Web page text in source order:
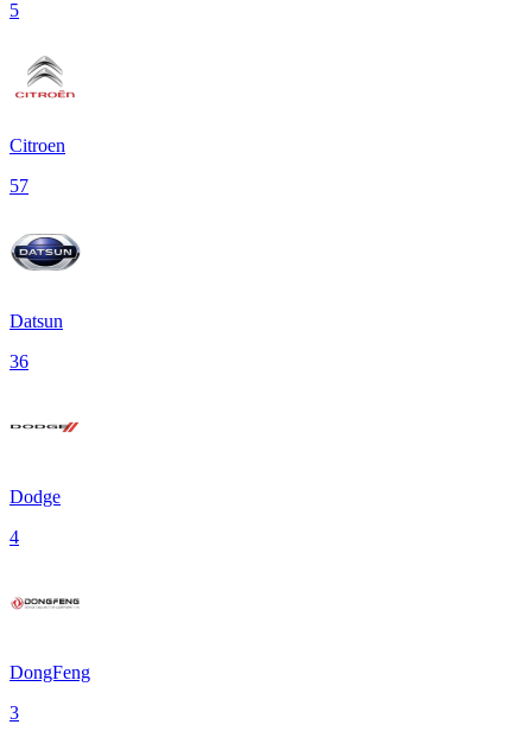
5
Citroen
57
Datsun
36
Dodge
4
DongFeng
3